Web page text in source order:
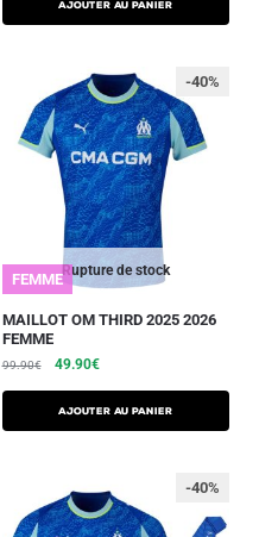
AJOUTER AU PANIER
Rupture de stock
-40%
FEMME
MAILLOT OM THIRD 2025 2026
FEMME
99.90€ 49.90€
AJOUTER AU PANIER
-40%